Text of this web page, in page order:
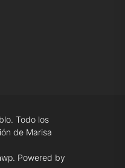
Todo los
de Marisa
Powered by